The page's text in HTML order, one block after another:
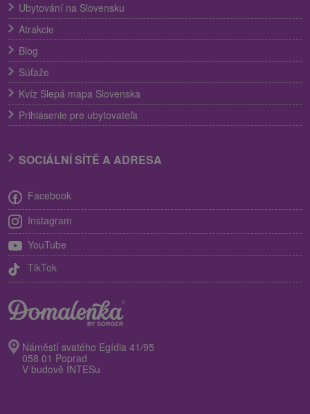
Ubytování na Slovensku
Atrakcie
Blog
Súťaže
Kvíz Slepá mapa Slovenska
Prihlásenie pre ubytovateľa
SOCIÁLNÍ SÍTĚ A ADRESA
Facebook
Instagram
YouTube
TikTok
Náměstí svatého Egídia 41/95
058 01 Poprad
V budově INTESu